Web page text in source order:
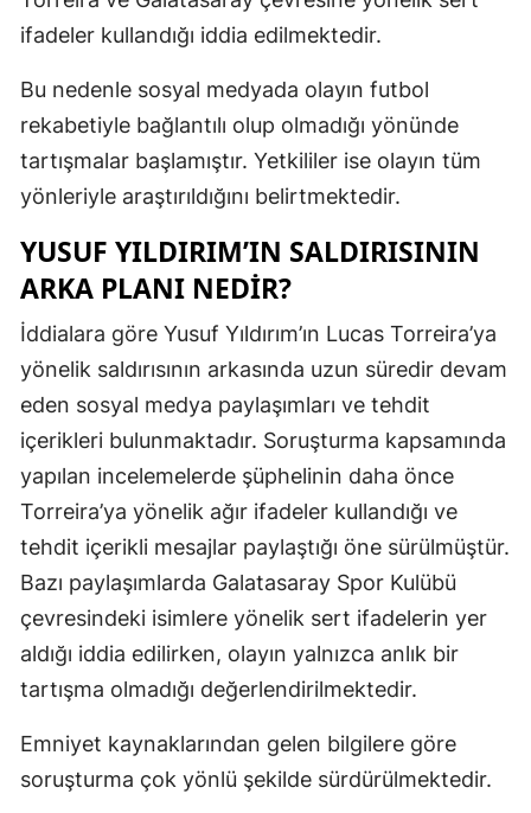
Nevşehir
Niğde
Rize
Sakarya
Samsun
Siirt
Sinop
Tekirdağ
ifadeler kullandığı iddia edilmektedir.
Bu nedenle sosyal medyada olayın futbol
rekabetiyle bağlantılı olup olmadığı yönünde
tartışmalar başlamıştır. Yetkililer ise olayın tüm
yönleriyle araştırıldığını belirtmektedir.
YUSUF YILDIRIM’IN SALDIRISININ
ARKA PLANI NEDIR?
İddialara göre Yusuf Yıldırım’ın Lucas Torreira’ya
yönelik saldırısının arkasında uzun süredir devam
eden sosyal medya paylaşımları ve tehdit
içerikleri bulunmaktadır. Soruşturma kapsamında
yapılan incelemelerde şüphelinin daha önce
Torreira’ya yönelik ağır ifadeler kullandığı ve
tehdit içerikli mesajlar paylaştığı öne sürülmüştür.
Bazı paylaşımlarda Galatasaray Spor Kulübü
çevresindeki isimlere yönelik sert ifadelerin yer
aldığı iddia edilirken, olayın yalnızca anlık bir
tartışma olmadığı değerlendirilmektedir.
Emniyet kaynaklarından gelen bilgilere göre
soruşturma çok yönlü şekilde sürdürülmektedir.